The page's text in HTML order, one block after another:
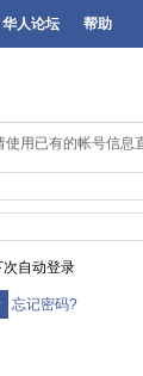
华人论坛 帮助
用已有的帐号信息
次自动登录
忘记密码?